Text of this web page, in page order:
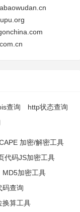
查询
http状态查询
加密/解密工具
代码JS加密工具
MD5加密工具
码查询
换算工具